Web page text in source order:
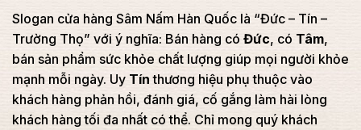
Slogan cửa hàng Sâm Nấm Hàn Quốc là “Đức – Tín –
Trường Thọ” với ý nghĩa: Bán hàng có Đức, có Tâm,
bán sản phẩm sức khỏe chất lượng giúp mọi người khỏe
mạnh mỗi ngày. Uy Tín thương hiệu phụ thuộc vào
khách hàng phản hồi, đánh giá, cố gắng làm hài lòng
khách hàng tối đa nhất có thể. Chỉ mong quý khách